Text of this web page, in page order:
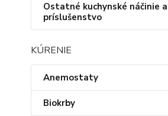
Ostatné kuchynské náčinie a
príslušenstvo
KÚRENIE
Anemostaty
Biokrby